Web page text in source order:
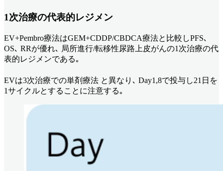
1次治療の代表的レジメン
EV+Pembro療法はGEM+CDDP/CBDCA療法と比較しPFS､
OS､ RRが優れ､ 局所進行/転移性尿路上皮がんの1次治療の代
表的レジメンである｡
EVは3次治療での単剤療法 と異なり､ Day1,8で投与し21日を
1サイクルとすることに注意する｡